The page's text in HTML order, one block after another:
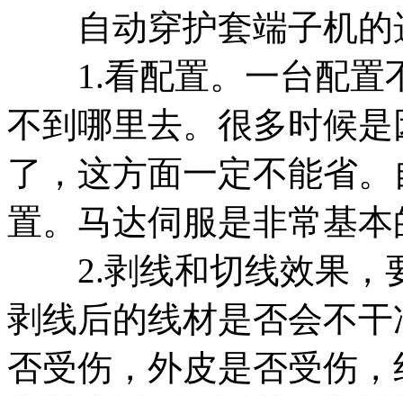
自动穿护套端子机的
1.看配置。一台配置
不到哪里去。很多时候
了，这方面一定不能省
置。马达伺服是非常基本
2.剥线和切线效果，
剥线后的线材是否会不
否受伤，外皮是否受伤